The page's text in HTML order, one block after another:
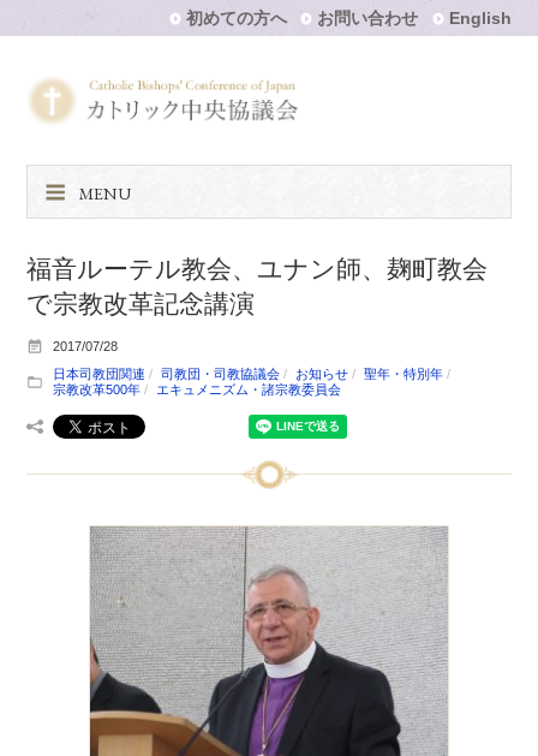
初めての方へ お問い合わせ English
MENU
福音ルーテル教会、ユナン師、麹町教会
で宗教改革記念講演
2017/07/28
日本司教団関連
司教団・司教協議会 お知らせ
聖年・特別年
宗教改革500年
エキュメニズム・諸宗教委員会